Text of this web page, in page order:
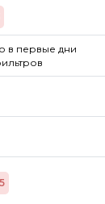
в первые дни